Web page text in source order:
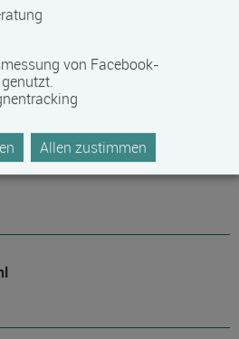
von Facebook-
Allen zustimmen